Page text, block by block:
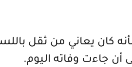
كان يعاني من ثقل
أن جاءت وفاته اليوم.